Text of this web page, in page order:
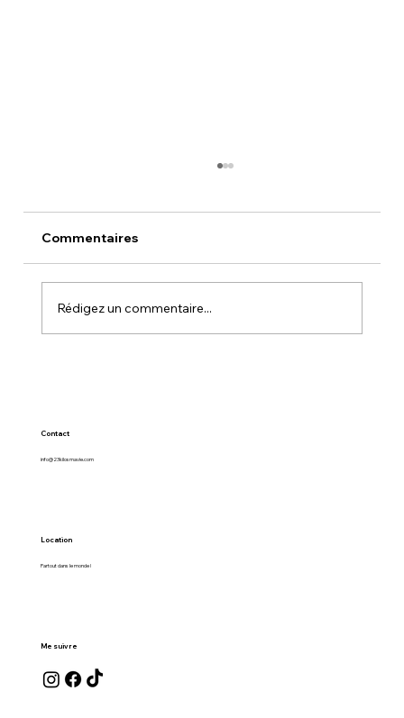
ELLES ET MOI
Commentaires
Rédigez un commentaire...
Contact
info@23kilosmavie.com
Location
Partout dans le monde !
Me suivre